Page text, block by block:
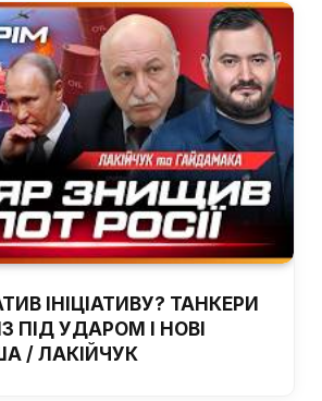
ІНІЦІАТИВУ? ТАНКЕРИ
ПІД УДАРОМ І НОВІ
/ ЛАКІЙЧУК